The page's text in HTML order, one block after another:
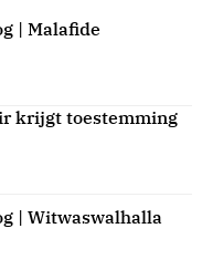
| Malafide
krijgt toestemming
| Witwaswalhalla